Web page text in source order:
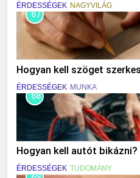
ÉRDESSÉGEK NAGYVILÁG
67
Hogyan kell szöget
ÉRDESSÉGEK MUNKA
68
Hogyan kell autót bikázni?
ÉRDESSÉGEK TUDOMÁNY